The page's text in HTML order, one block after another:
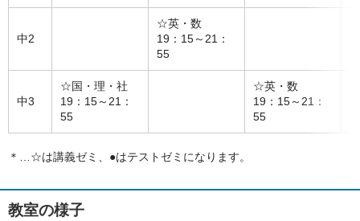
中2
☆英・数
19：15～21：
55
中3
☆国・理・社
19：15～21：
55
☆英・数
19：15～21：
55
＊…☆は講義ゼミ、●はテストゼミになります。
教室の様子